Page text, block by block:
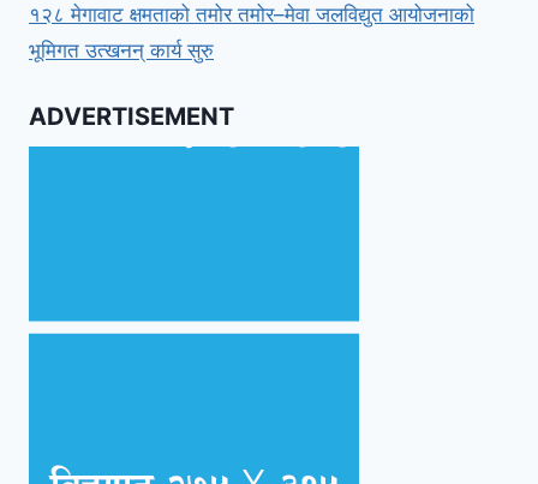
१२८ मेगावाट क्षमताको तमोर तमोर–मेवा जलविद्युत आयोजनाको
भूमिगत उत्खनन् कार्य सुरु
ADVERTISEMENT